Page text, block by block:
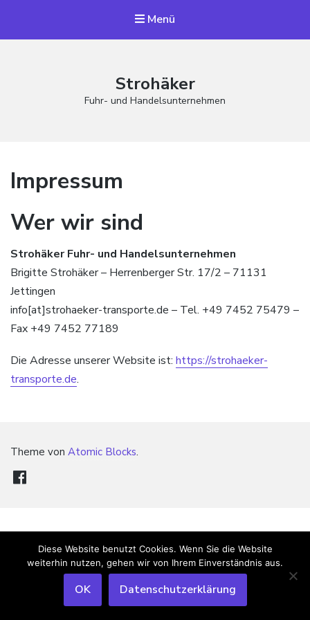
Menü
Strohäker
Fuhr- und Handelsunternehmen
Impressum
Wer wir sind
Strohäker Fuhr- und Handelsunternehmen
Brigitte Strohäker – Herrenberger Str. 17/2 – 71131
Jettingen
info[at]strohaeker-transporte.de – Tel. +49 7452 75479 –
Fax +49 7452 77189
Die Adresse unserer Website ist: https://strohaeker-
transporte.de.
Theme von Atomic Blocks.
Diese Website benutzt Cookies. Wenn Sie die Website
weiterhin nutzen, gehen wir von Ihrem Einverständnis aus.
OK Datenschutzerklärung